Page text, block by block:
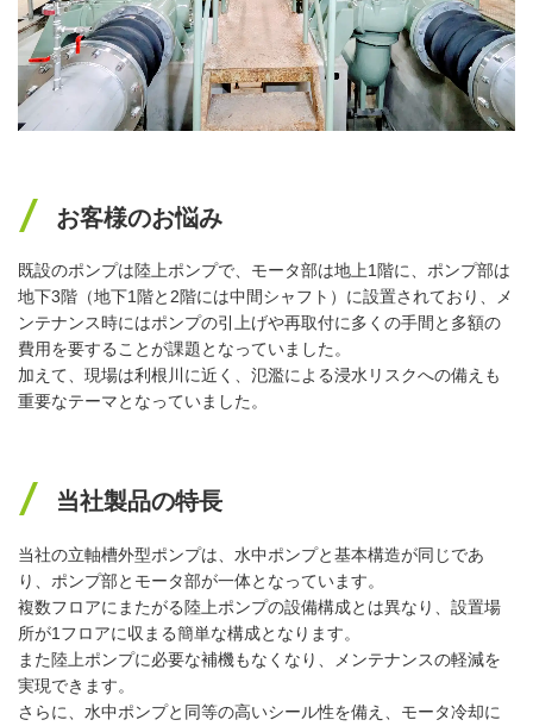
お客様のお悩み
既設のポンプは陸上ポンプで、モータ部は地上1階に、ポンプ部は
地下3階（地下1階と2階には中間シャフト）に設置されており、メ
ンテナンス時にはポンプの引上げや再取付に多くの手間と多額の
費用を要することが課題となっていました。
加えて、現場は利根川に近く、氾濫による浸水リスクへの備えも
重要なテーマとなっていました。
当社製品の特長
当社の立軸槽外型ポンプは、水中ポンプと基本構造が同じであ
り、ポンプ部とモータ部が一体となっています。
複数フロアにまたがる陸上ポンプの設備構成とは異なり、設置場
所が1フロアに収まる簡単な構成となります。
また陸上ポンプに必要な補機もなくなり、メンテナンスの軽減を
実現できます。
さらに、水中ポンプと同等の高いシール性を備え、モータ冷却に